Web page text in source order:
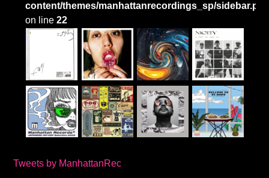
content/themes/manhattanrecordings_sp/
on line22
Tweets by ManhattanRec